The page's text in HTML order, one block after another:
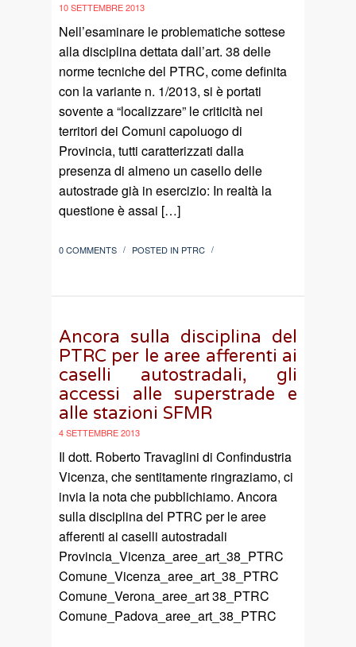
10 SETTEMBRE 2013
Nell’esaminare le problematiche sottese
alla disciplina dettata dall’art. 38 delle
norme tecniche del PTRC, come definita
con la variante n. 1/2013, si è portati
sovente a “localizzare” le criticità nei
territori dei Comuni capoluogo di
Provincia, tutti caratterizzati dalla
presenza di almeno un casello delle
autostrade già in esercizio: In realtà la
questione è assai […]
0 COMMENTS / POSTED IN PTRC /
Ancora sulla disciplina del
PTRC per le aree afferenti ai
caselli autostradali, gli
accessi alle superstrade e
alle stazioni SFMR
4 SETTEMBRE 2013
Il dott. Roberto Travaglini di Confindustria
Vicenza, che sentitamente ringraziamo, ci
invia la nota che pubblichiamo. Ancora
sulla disciplina del PTRC per le aree
afferenti ai caselli autostradali
Provincia_Vicenza_aree_art_38_PTRC
Comune_Vicenza_aree_art_38_PTRC
Comune_Verona_aree_art 38_PTRC
Comune_Padova_aree_art_38_PTRC